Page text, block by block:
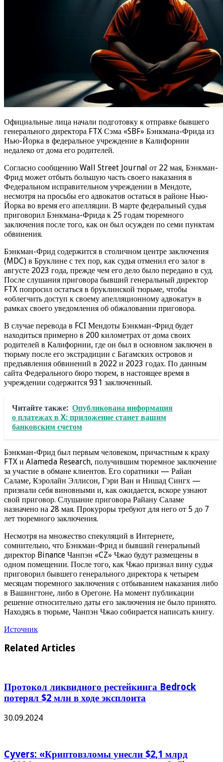
Официальные лица начали подготовку к отправке бывшего
генерального директора FTX Сэма «SBF» Бэнкмана-Фрида из
Нью-Йорка в федеральное учреждение в Калифорнии
недалеко от дома его родителей.
Согласно сообщению Wall Street Journal от 22 мая, Бэнкман-
Фрид может отбыть большую часть своего наказания в
Федеральном исправительном учреждении в Мендоте,
несмотря на просьбы его адвокатов остаться в районе Нью-
Йорка во время его апелляции. В марте федеральный судья
приговорил Бэнкмана-Фрида к 25 годам тюремного
заключения после того, как он был осужден по семи пунктам
обвинения.
Бэнкман-Фрид содержится в столичном центре заключения
(MDC) в Бруклине с тех пор, как судья отменил его залог в
августе 2023 года, прежде чем его дело было передано в суд.
После слушания приговора бывший генеральный директор
FTX попросил остаться в бруклинской тюрьме, чтобы
«облегчить доступ к своему апелляционному адвокату» в
рамках своего уведомления об обжаловании приговора.
В случае перевода в FCI Мендоты Бэнкман-Фрид будет
находиться примерно в 200 километрах от дома своих
родителей в Калифорнии, где он был в основном заключен в
тюрьму после его экстрадиции с Багамских островов и
предъявления обвинений в 2022 и 2023 годах. По данным
сайта Федерального бюро тюрем, в настоящее время в
учреждении содержится 931 заключенный.
Читайте также: Опубликована информация
о платежах в X: приложение станет вашим
банковским счетом
Бэнкман-Фрид был первым человеком, причастным к краху
FTX и Alameda Research, получившим тюремное заключение
за участие в обмане клиентов. Его соратники — Райан
Саламе, Кэролайн Эллисон, Гэри Ван и Нишад Сингх —
признали себя виновными и, как ожидается, вскоре узнают
свой приговор. Слушание приговора Райану Саламе
назначено на 28 мая. Прокуроры требуют для него от 5 до 7
лет тюремного заключения.
Несмотря на множество спекуляций в Интернете,
сомнительно, что Бэнкман-Фрид и бывший генеральный
директор Binance Чанпэн «CZ» Чжао будут размещены в
одном помещении. После того, как Чжао признал вину судья
приговорил бывшего генерального директора к четырем
месяцам тюремного заключения с отбыванием наказания либо
в Вашингтоне, либо в Орегоне. На момент публикации
решение относительно даты его заключения не было принято.
Находясь в тюрьме, Чанпэн Чжао собирается написать книгу.
Источник
Related Articles
Протокол ликвидного рестейкинга Bedrock
потерял $2 млн в ходе эксплоита
30.09.2024
Cyvers: «Криптовзломы унесли $2,1 млрд